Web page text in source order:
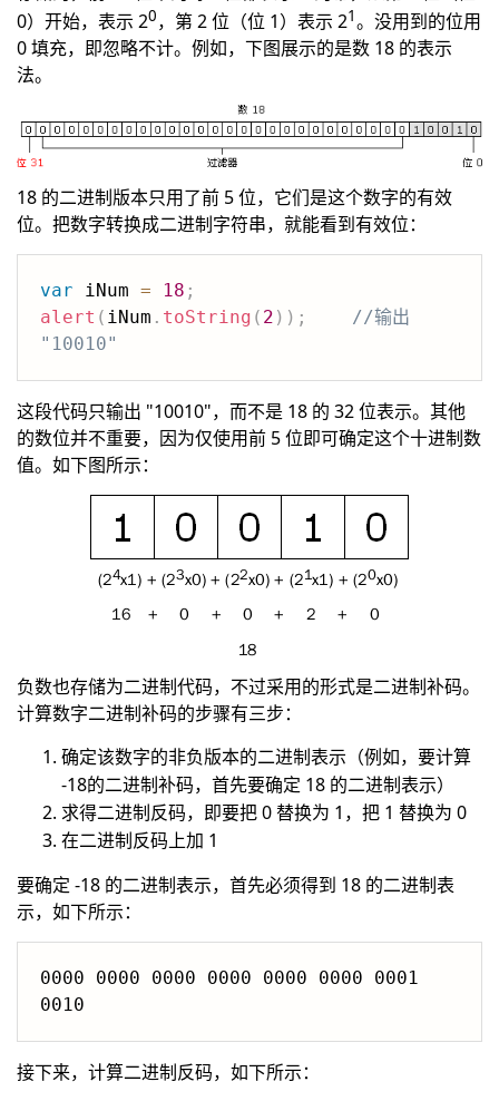
0）开始，表示 20，第 2 位（位 1）表示 21。没用到的位用
0 填充，即忽略不计。例如，下图展示的是数 18 的表示
法。
18 的二进制版本只用了前 5 位，它们是这个数字的有效
位。把数字转换成二进制字符串，就能看到有效位：
var iNum = 18 ;
alert ( iNum . toString ( 2 ) ) ;
//输出
"10010"
这段代码只输出 "10010"，而不是 18 的 32 位表示。其他
的数位并不重要，因为仅使用前 5 位即可确定这个十进制数
值。如下图所示：
负数也存储为二进制代码，不过采用的形式是二进制补码。
计算数字二进制补码的步骤有三步：
确定该数字的非负版本的二进制表示（例如，要计算
-18的二进制补码，首先要确定 18 的二进制表示）
求得二进制反码，即要把 0 替换为 1，把 1 替换为 0
在二进制反码上加 1
要确定 -18 的二进制表示，首先必须得到 18 的二进制表
示，如下所示：
0000 0000 0000 0000 0000 0000 0001
0010
接下来，计算二进制反码，如下所示：